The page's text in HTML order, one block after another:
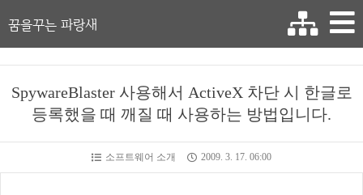
꿈을꾸는 파랑새
SpywareBlaster 사용해서 ActiveX 차단 시 한글로
등록했을 때 깨질 때 사용하는 방법입니다.
소프트웨어 소개 2009. 3. 17. 06:00